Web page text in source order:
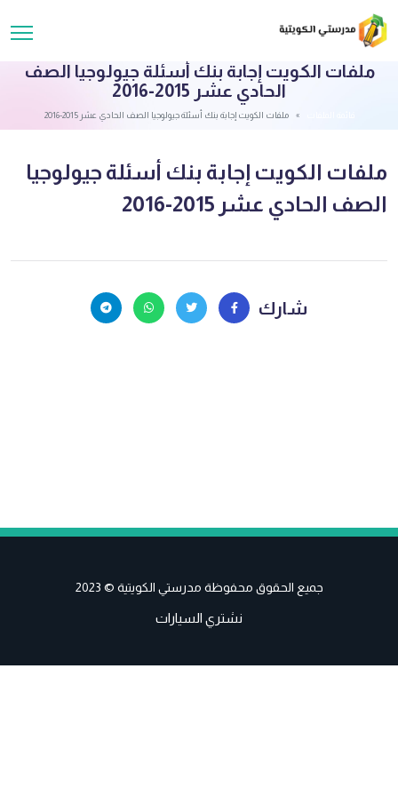
ملفات الكويت إجابة بنك أسئلة جيولوجيا الصف
الحادي عشر 2015-2016
ملفات الكويت إجابة بنك أسئلة جيولوجيا الصف الحادي عشر 2015-2016
ملفات الكويت إجابة بنك أسئلة جيولوجيا
الصف الحادي عشر 2015-2016
شارك
جميع الحقوق محفوظة مدرستي الكويتية © 2023
نشتري السيارات